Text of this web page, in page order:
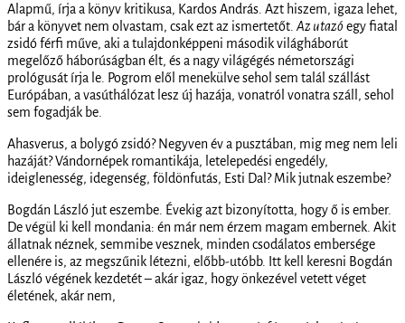
Alapmű, írja a könyv kritikusa, Kardos András. Azt hiszem, igaza lehet,
bár a könyvet nem olvastam, csak ezt az ismertetőt. Az utazó egy fiatal
zsidó férfi műve, aki a tulajdonképpeni második világháborút
megelőző háborúságban élt, és a nagy világégés németországi
prológusát írja le. Pogrom elől menekülve sehol sem talál szállást
Európában, a vasúthálózat lesz új hazája, vonatról vonatra száll, sehol
sem fogadják be.
Ahasverus, a bolygó zsidó? Negyven év a pusztában, mig meg nem leli
hazáját? Vándornépek romantikája, letelepedési engedély,
ideiglenesség, idegenség, földönfutás, Esti Dal? Mik jutnak eszembe?
Bogdán László jut eszembe. Évekig azt bizonyította, hogy ő is ember.
De végül ki kell mondania: én már nem érzem magam embernek. Akit
állatnak néznek, semmibe vesznek, minden csodálatos embersége
ellenére is, az megszűnik létezni, előbb-utóbb. Itt kell keresni Bogdán
László végének kezdetét – akár igaz, hogy önkezével vetett véget
életének, akár nem,